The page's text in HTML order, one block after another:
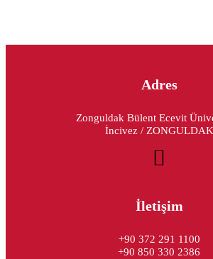
Adres
Zonguldak Bülent Ecevit
İncivez / ZONGULDAK
İletişim
+90 372 291 1100
+90 850 330 2386